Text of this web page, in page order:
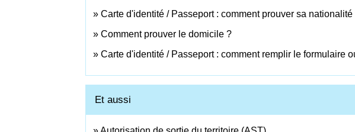
Carte d'identité / Passeport : comment prouver sa
Comment prouver le domicile ?
Carte d'identité / Passeport : comment remplir le formulaire
Et aussi